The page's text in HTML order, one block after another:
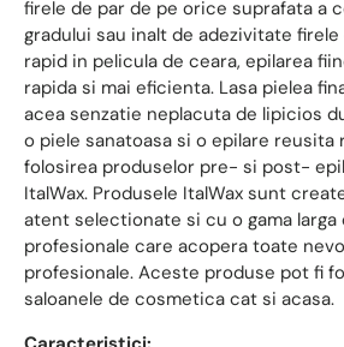
firele de par de pe orice suprafata a
gradului sau inalt de adezivitate
rapid in pelicula de ceara, epilarea
rapida si mai eficienta. Lasa pielea
acea senzatie neplacuta de lipicios
o piele sanatoasa si o epilare reusita
folosirea produselor pre- si post-
ItalWax. Produsele ItalWax sunt
atent selectionate si cu o gama larga
profesionale care acopera toate
profesionale. Aceste produse pot fi
saloanele de cosmetica cat si acasa.